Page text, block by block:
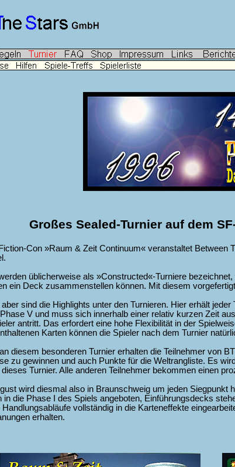
Großes Sealed-Turnier auf dem
Con »Raum & Zeit Continuum« veranstaltet
üblicherweise als »Constructed«-Turniere
ein Deck zusammenstellen können. Mit diesem
sind die Highlights unter den Turnieren. Hier erhält
V und muss sich innerhalb einer relativ kurzen Zeit
antritt. Das erfordert eine hohe Flexibilität in der
Karten können die Spieler nach dem Turnier
diesem besonderen Turnier erhalten die Teilnehmer von
zu gewinnen und auch Punkte für die Weltrangliste. Es
Turnier. Alle anderen Teilnehmer bekommen einen
wird diesmal also in Braunschweig um jeden
in die Phase I des Spiels angeboten, Einführungsdecks
vollständig in die Karteneffekte
erhalten.